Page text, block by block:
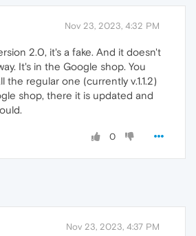
Nov 23, 2023, 4:32 PM
2.0, it's a fake. And it doesn't
It's in the Google shop. You
the regular one (currently v.1.1.2)
shop, there it is updated and
0
Nov 23, 2023, 4:37 PM